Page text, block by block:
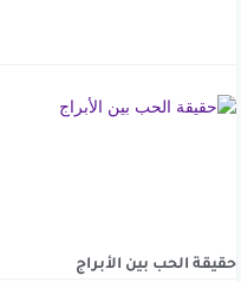
حقيقة الحب بين الأبراج